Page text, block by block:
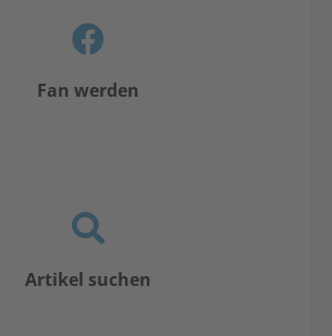
Fan werden
Artikel suchen